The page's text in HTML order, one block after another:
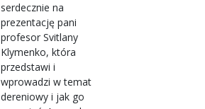
serdecznie na
prezentację pani
profesor Svitlany
Klymenko, która
przedstawi i
wprowadzi w temat
dereniowy i jak go